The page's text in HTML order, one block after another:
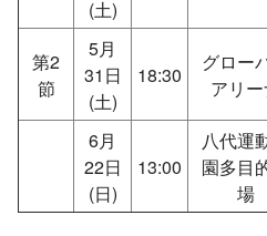
(土)
第2
節
5月
31日
(土)
18:30
グロー
アリ
6月
22日
(日)
13:00
八代運
園多目
場